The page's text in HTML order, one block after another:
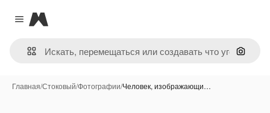
Close menu
Magnific
Поиск
Главная/Стоковый/Фотографии/Человек, изображающи…